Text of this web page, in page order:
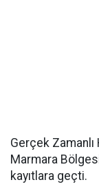
Gerçek
Marmara
kayıtlara geçti.